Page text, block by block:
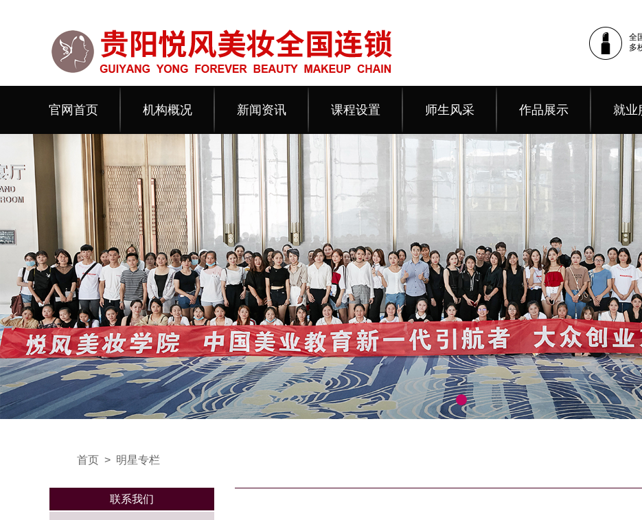
全
多
官网首页 机构概况 新闻资讯 课程设置 师生风采 作品展示 就业
首页 > 明星专栏
联系我们